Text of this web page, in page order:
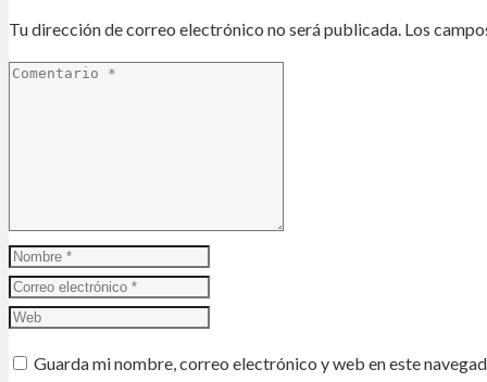
Tu dirección de correo electrónico no será publicada. Los
Guarda mi nombre, correo electrónico y web en este